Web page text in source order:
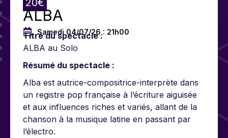
ALBA
Samedi 04/07/26 : 21h00
Titre du spectacle :
ALBA au Solo
Résumé du spectacle :
Alba est autrice-compositrice-interprète dans
un registre pop française à l’écriture aiguisée
et aux influences riches et variés, allant de la
chanson à la musique latine en passant par
l’électro.